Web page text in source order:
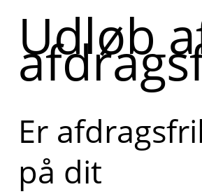
Udløb
Er
på dit